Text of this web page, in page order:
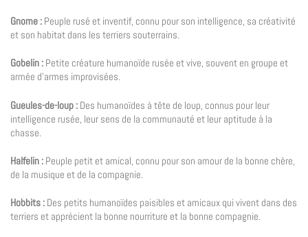
Gnome : Peuple rusé et inventif, connu pour son intelligence, sa créativité
et son habitat dans les terriers souterrains.
Gobelin : Petite créature humanoïde rusée et vive, souvent en groupe et
armée d’armes improvisées.
Gueules-de-loup : Des humanoïdes à tête de loup, connus pour leur
intelligence rusée, leur sens de la communauté et leur aptitude à la
chasse.
Halfelin : Peuple petit et amical, connu pour son amour de la bonne chère,
de la musique et de la compagnie.
Hobbits : Des petits humanoïdes paisibles et amicaux qui vivent dans des
terriers et apprécient la bonne nourriture et la bonne compagnie.